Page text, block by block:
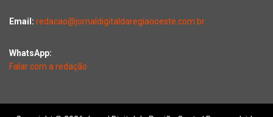
Email: redacao@jornaldigitaldaregiaooeste.com.br
WhatsApp:
Falar com a redação